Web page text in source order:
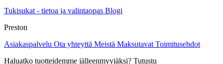
Tukisukat - tietoa ja valintaopas Blogi
Preston
Asiakaspalvelu Ota yhteyttä Meistä Maksutavat Toimitusehdot
Haluatko tuotteidemme jälleenmyyjäksi? Tutustu